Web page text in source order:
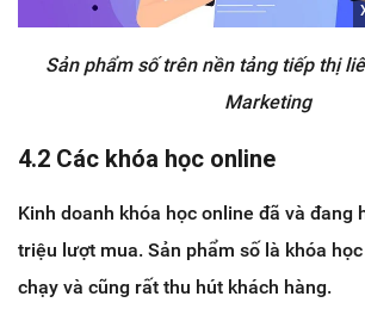
Sản phẩm số trên nền tảng tiếp thị
Marketing
4.2 Các khóa học online
Kinh doanh khóa học online đã và đang
triệu lượt mua. Sản phẩm số là khóa
chạy và cũng rất thu hút khách hàng.